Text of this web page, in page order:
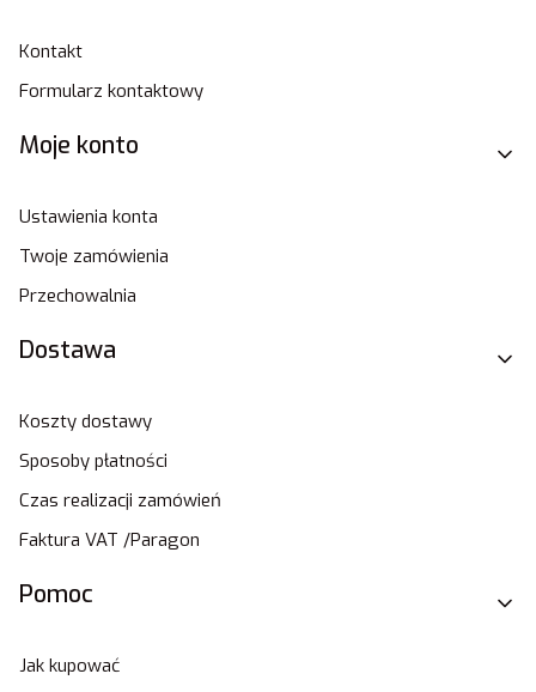
Kontakt
Formularz kontaktowy
Moje konto
Ustawienia konta
Twoje zamówienia
Przechowalnia
Dostawa
Koszty dostawy
Sposoby płatności
Czas realizacji zamówień
Faktura VAT /Paragon
Pomoc
Jak kupować